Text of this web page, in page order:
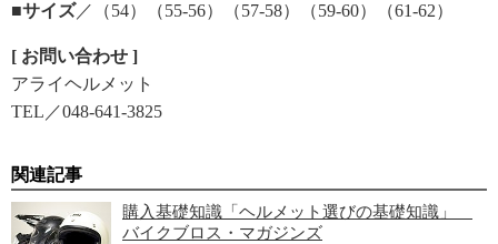
■サイズ／（54）（55-56）（57-58）（59-60）（61-62）
[ お問い合わせ ]
アライヘルメット
TEL／048-641-3825
関連記事
購入基礎知識「ヘルメット選びの基礎知識」
バイクブロス・マガジンズ